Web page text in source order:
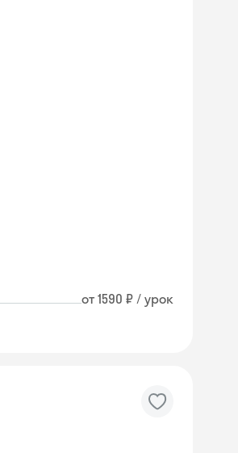
от 1590 ₽ / урок